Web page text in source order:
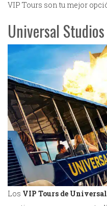
VIP Tours son tu mejor
Universal
Los VIP Tours de